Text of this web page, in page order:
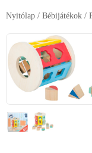
Nyitólap / Bébijátékok /